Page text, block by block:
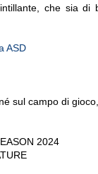
che sia di
ASD
sul campo di
2024